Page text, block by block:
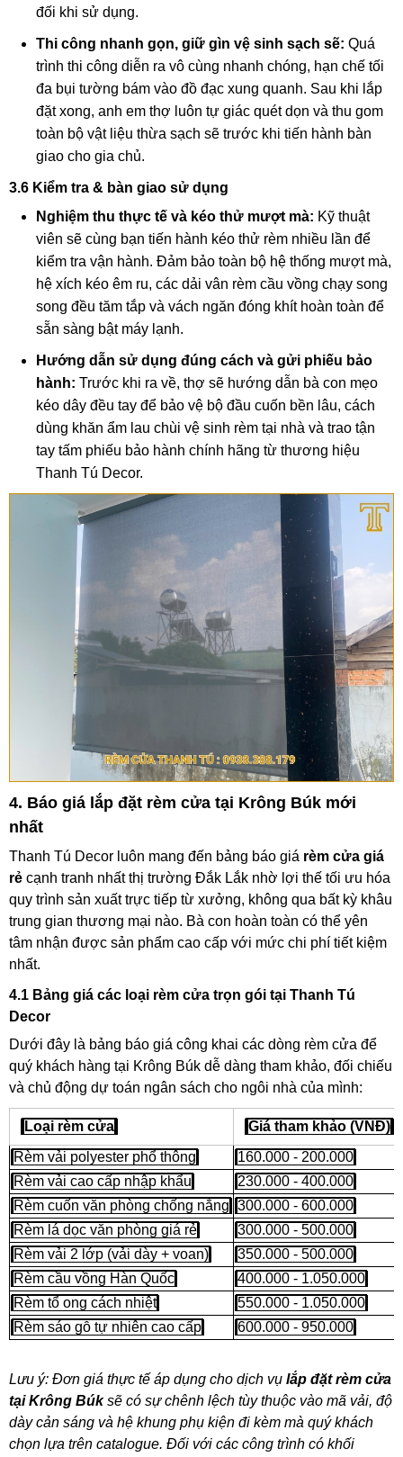
đối khi sử dụng.
Thi công nhanh gọn, giữ gìn vệ sinh sạch sẽ: Quá
trình thi công diễn ra vô cùng nhanh chóng, hạn chế tối
đa bụi tường bám vào đồ đạc xung quanh. Sau khi lắp
đặt xong, anh em thợ luôn tự giác quét dọn và thu gom
toàn bộ vật liệu thừa sạch sẽ trước khi tiến hành bàn
giao cho gia chủ.
3.6 Kiểm tra & bàn giao sử dụng
Nghiệm thu thực tế và kéo thử mượt mà: Kỹ thuật
viên sẽ cùng bạn tiến hành kéo thử rèm nhiều lần để
kiểm tra vận hành. Đảm bảo toàn bộ hệ thống mượt mà,
hệ xích kéo êm ru, các dải vân rèm cầu vồng chạy song
song đều tăm tắp và vách ngăn đóng khít hoàn toàn để
sẵn sàng bật máy lạnh.
Hướng dẫn sử dụng đúng cách và gửi phiếu bảo
hành: Trước khi ra về, thợ sẽ hướng dẫn bà con mẹo
kéo dây đều tay để bảo vệ bộ đầu cuốn bền lâu, cách
dùng khăn ẩm lau chùi vệ sinh rèm tại nhà và trao tận
tay tấm phiếu bảo hành chính hãng từ thương hiệu
Thanh Tú Decor.
4. Báo giá lắp đặt rèm cửa tại Krông Búk mới
nhất
Thanh Tú Decor luôn mang đến bảng báo giá rèm cửa giá
rẻ cạnh tranh nhất thị trường Đắk Lắk nhờ lợi thế tối ưu hóa
quy trình sản xuất trực tiếp từ xưởng, không qua bất kỳ khâu
trung gian thương mại nào. Bà con hoàn toàn có thể yên
tâm nhận được sản phẩm cao cấp với mức chi phí tiết kiệm
nhất.
4.1 Bảng giá các loại rèm cửa trọn gói tại Thanh Tú
Decor
Dưới đây là bảng báo giá công khai các dòng rèm cửa để
quý khách hàng tại Krông Búk dễ dàng tham khảo, đối chiếu
và chủ động dự toán ngân sách cho ngôi nhà của mình:
Loại rèm cửa
Giá tham khảo (VNĐ)
Rèm vải polyester phổ thông
160.000 - 200.000
Rèm vải cao cấp nhập khẩu
230.000 - 400.000
Rèm cuốn văn phòng chống nắng 300.000 - 600.000
Rèm lá dọc văn phòng giá rẻ
300.000 - 500.000
Rèm vải 2 lớp (vải dày + voan)
350.000 - 500.000
Rèm cầu vồng Hàn Quốc
400.000 - 1.050.000
Rèm tổ ong cách nhiệt
550.000 - 1.050.000
Rèm sáo gỗ tự nhiên cao cấp
600.000 - 950.000
Lưu ý: Đơn giá thực tế áp dụng cho dịch vụ lắp đặt rèm cửa
tại Krông Búksẽ có sự chênh lệch tùy thuộc vào mã vải, độ
dày cản sáng và hệ khung phụ kiện đi kèm mà quý khách
chọn lựa trên catalogue. Đối với các công trình có khối